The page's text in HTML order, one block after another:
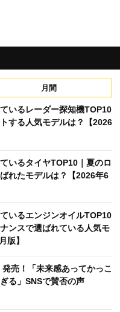
月間
いるレーダー探知機TOP10
する人気モデルは？【2026
いるタイヤTOP10｜夏のロ
れたモデルは？【2026年6
いるエンジンオイルTOP10
ンスで選ばれている人気モ
版】
売！「未来感あってかっこ
る」SNSで賛否の声